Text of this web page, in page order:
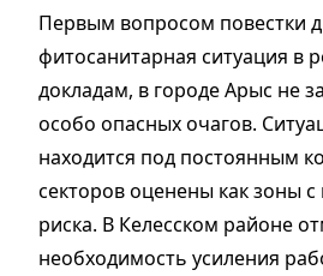
Первым вопросом повестки
фитосанитарная ситуация в
докладам, в городе Арыс не
особо опасных очагов.
находится под постоянным
секторов оценены как зоны
риска. В Келесском районе
необходимость усиления